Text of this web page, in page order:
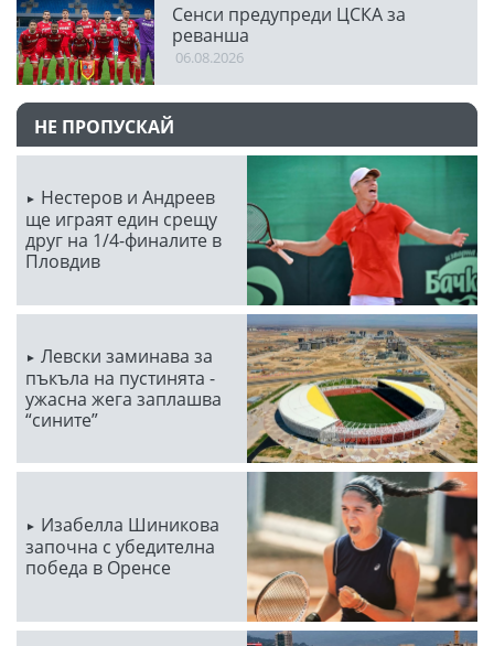
Сенси предупреди ЦСКА за
реванша
06.08.2026
НЕ ПРОПУСКАЙ
Нестеров и Андреев
ще играят един срещу
друг на 1/4-финалите в
Пловдив
Левски заминава за
пъкъла на пустинята -
ужасна жега заплашва
“сините”
Изабелла Шиникова
започна с убедителна
победа в Оренсе